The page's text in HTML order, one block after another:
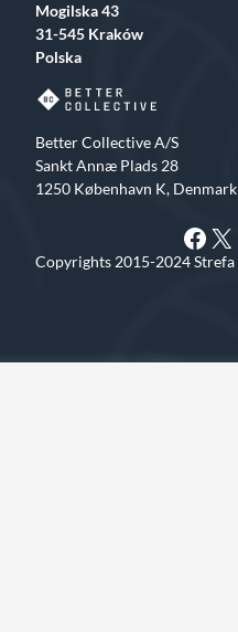
Mogilska 43
31-545 Kraków
Polska
Better Collective A/S
Sankt Annæ Plads 28
1250 København K,
X
Copyrights 2015-2024